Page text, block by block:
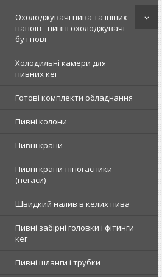
Охолоджувачі пива та інших
напоїв - пивні охолоджувачі
бу і нові
Холодильні камери для
пивних кег
Готові комплекти обладнання
Пивні колони
Пивні крани
Пивні крани-піногасники
(пегаси)
Швидкий налив в келих пива
Пивні забірні головки і фітинги
кег
Пивні шланги і трубки